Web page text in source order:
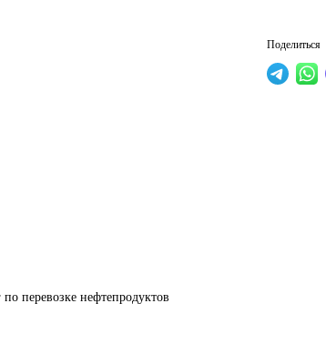
Поделиться
перевозке нефтепродуктов